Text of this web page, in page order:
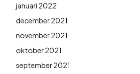
januari 2022
december 2021
november 2021
oktober 2021
september 2021